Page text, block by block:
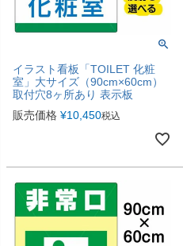
イラスト看板「TOILET 化粧
室」大サイズ（90cm×60cm）
取付穴8ヶ所あり 表示板
販売価格 ¥10,450税込